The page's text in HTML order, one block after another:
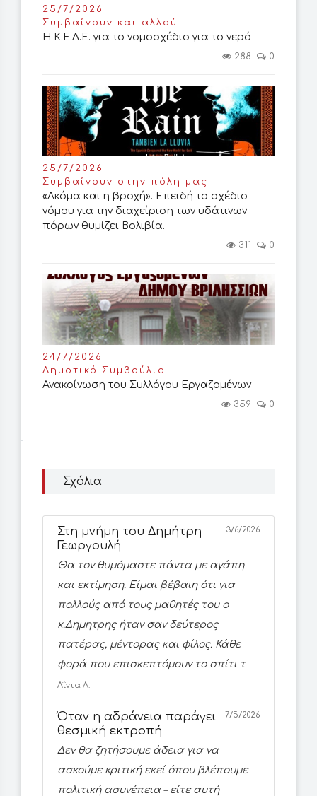
25/7/2026
Συμβαίνουν και αλλού
Η Κ.Ε.Δ.Ε. για το νομοσχέδιο για το νερό
288 0
25/7/2026
Συμβαίνουν στην πόλη μας
«Ακόμα και η βροχή». Επειδή το σχέδιο
νόμου για την διαχείριση των υδάτινων
πόρων θυμίζει Βολιβία.
311 0
24/7/2026
Δημοτικό Συμβούλιο
Ανακοίνωση του Συλλόγου Εργαζομένων
359 0
Σχόλια
Στη μνήμη του Δημήτρη
Γεωργουλή
3/6/2026
Θα τον θυμόμαστε πάντα με αγάπη
και εκτίμηση. Είμαι βέβαιη ότι για
πολλούς από τους μαθητές του ο
κ.Δημητρης ήταν σαν δεύτερος
πατέρας, μέντορας και φίλος. Κάθε
φορά που επισκεπτόμουν το σπίτι τ
Αΐντα Α.
Όταν η αδράνεια παράγει
θεσμική εκτροπή
7/5/2026
Δεν θα ζητήσουμε άδεια για να
ασκούμε κριτική εκεί όπου βλέπουμε
πολιτική ασυνέπεια – είτε αυτή